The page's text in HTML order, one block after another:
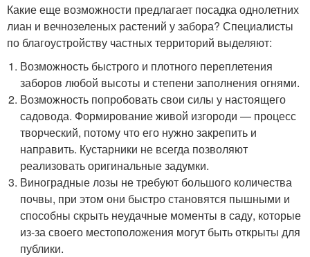
Какие еще возможности предлагает посадка однолетних
лиан и вечнозеленых растений у забора? Специалисты
по благоустройству частных территорий выделяют:
Возможность быстрого и плотного переплетения
заборов любой высоты и степени заполнения огнями.
Возможность попробовать свои силы у настоящего
садовода. Формирование живой изгороди — процесс
творческий, потому что его нужно закрепить и
направить. Кустарники не всегда позволяют
реализовать оригинальные задумки.
Виноградные лозы не требуют большого количества
почвы, при этом они быстро становятся пышными и
способны скрыть неудачные моменты в саду, которые
из-за своего местоположения могут быть открыты для
публики.